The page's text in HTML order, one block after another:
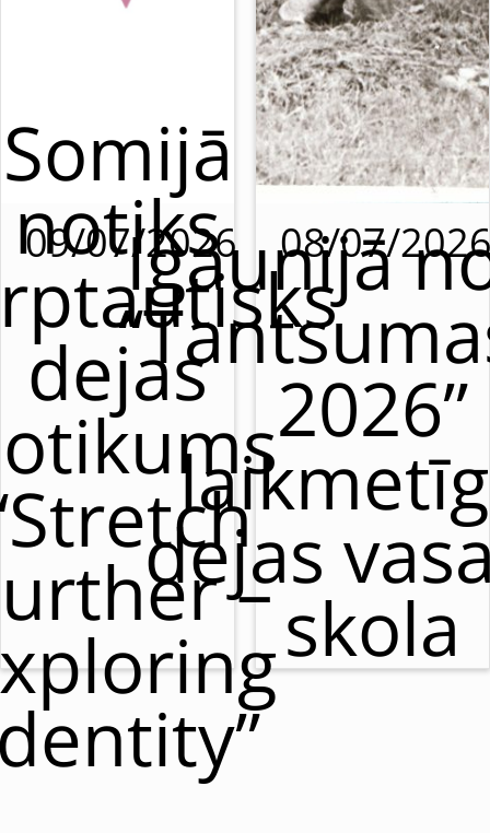
09/07/2026
Somijā
notiks
dejas
–
08/07/
Igaunijā
2026”
dejas
skola